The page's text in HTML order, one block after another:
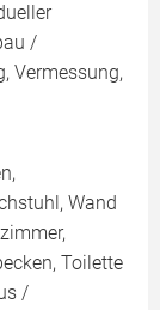
/
Vermessung,
Wand
Toilette
/